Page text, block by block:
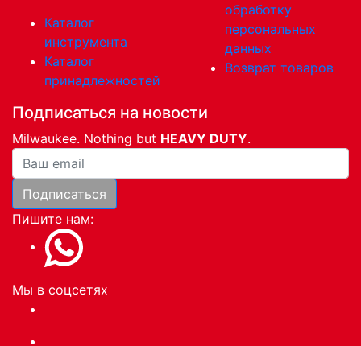
Каталог
инструмента
Каталог
принадлежностей
обработку
персональных
данных
Возврат товаров
Подписаться на новости
Milwaukee. Nothing but HEAVY DUTY.
Ваша почта
Подписаться
Пишите нам:
Мы в соцсетях